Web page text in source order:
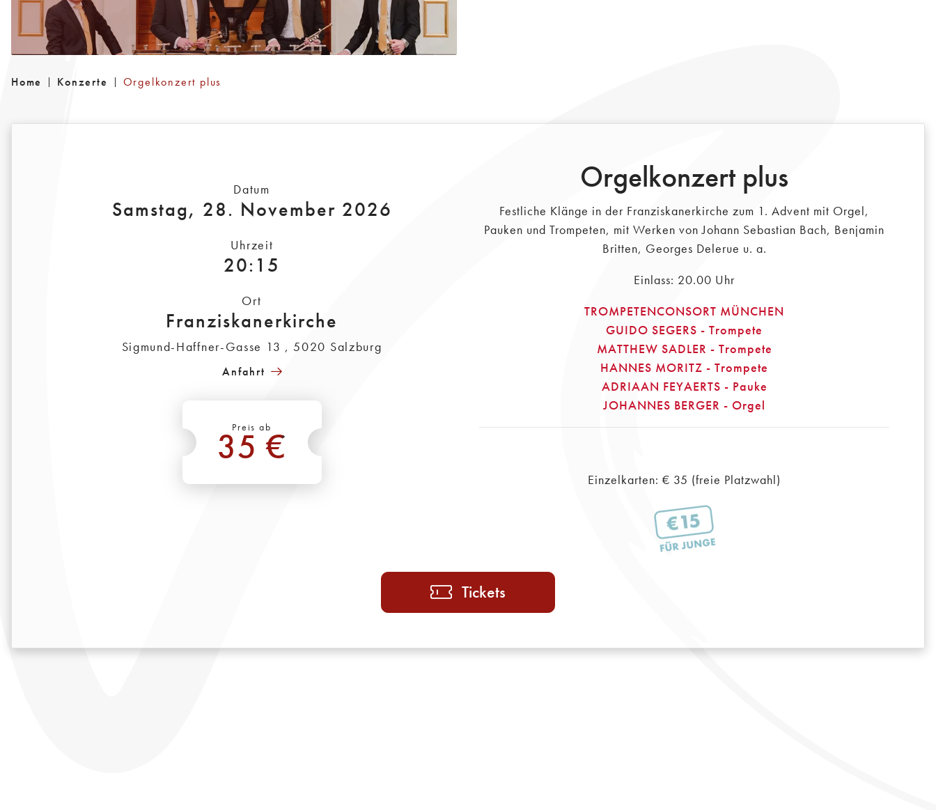
Home Konzerte Orgelkonzert plus
Datum
Samstag, 28. November 2026
Uhrzeit
20:15
Ort
Franziskanerkirche
Sigmund-Haffner-Gasse 13 , 5020 Salzburg
Anfahrt
Preis ab
35 €
*
Orgelkonzert plus
Festliche Klänge in der Franziskanerkirche zum 1. Advent mit Orgel,
Pauken und Trompeten, mit Werken von Johann Sebastian Bach, Benjamin
Britten, Georges Delerue u. a.
Einlass: 20.00 Uhr
TROMPETENCONSORT MÜNCHEN
GUIDO SEGERS - Trompete
MATTHEW SADLER - Trompete
HANNES MORITZ - Trompete
ADRIAAN FEYAERTS - Pauke
JOHANNES BERGER - Orgel
Einzelkarten: € 35 (freie Platzwahl)
Tickets